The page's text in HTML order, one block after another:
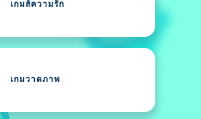
เกมส์ความรัก
เกมวาดภาพ